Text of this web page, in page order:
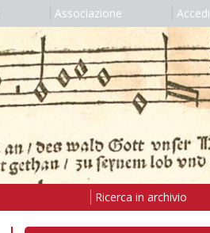
Associazione Accedi
Ricerca in archivio